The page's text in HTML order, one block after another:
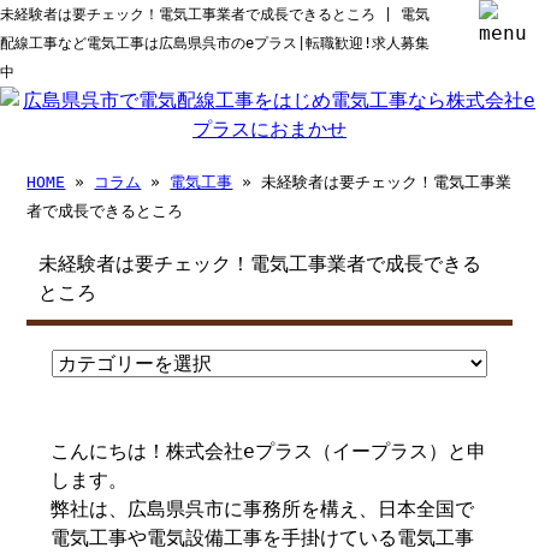
未経験者は要チェック！電気工事業者で成長できるところ | 電気
配線工事など電気工事は広島県呉市のeプラス|転職歓迎!求人募集
中
HOME » コラム » 電気工事 » 未経験者は要チェック！電気工事業
者で成長できるところ
未経験者は要チェック！電気工事業者で成長できる
ところ
こんにちは！株式会社eプラス（イープラス）と申
します。
弊社は、広島県呉市に事務所を構え、日本全国で
電気工事や電気設備工事を手掛けている電気工事